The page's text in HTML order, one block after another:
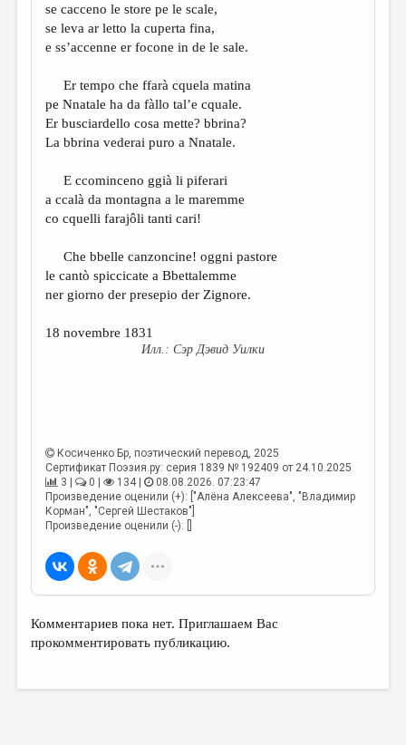
se cacceno le store pe le scale,
se leva ar letto la cuperta fina,
e ss’accenne er focone in de le sale.
Er tempo che ffarà cquela matina
pe Nnatale ha da fàllo tal’e cquale.
Er busciardello cosa mette? bbrina?
La bbrina vederai puro a Nnatale.
E ccominceno ggià li piferari
a ccalà da montagna a le maremme
co cquelli farajôli tanti cari!
Che bbelle canzoncine! oggni pastore
le cantò spiccicate a Bbettalemme
ner giorno der presepio der Zignore.
18 novembre 1831
Сэр Дэвид Уилки
Косиченко Бр , поэтический перевод, 2025
Сертификат Поэзия.ру: серия 1839 № 192409 от 24.10.2025
3 |
0 | 134 |
08.08.2026. 07:23:47
Произведение оценили (+): ["Алёна Алексеева", "Владимир
Корман", "Сергей Шестаков"]
Произведение оценили (-): []
Комментариев пока нет. Приглашаем Вас
прокомментировать публикацию.